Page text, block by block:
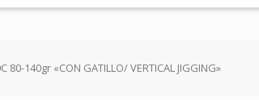
80-140gr «CON GATILLO/ VERTICAL JIGGING»